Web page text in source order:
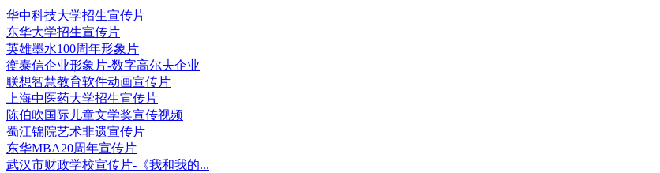
华中科技大学招生宣传片
东华大学招生宣传片
英雄墨水100周年形象片
衡泰信企业形象片-数字高尔夫企业
联想智慧教育软件动画宣传片
上海中医药大学招生宣传片
陈伯吹国际儿童文学奖宣传视频
蜀江锦院艺术非遗宣传片
东华MBA20周年宣传片
武汉市财政学校宣传片-《我和我的...